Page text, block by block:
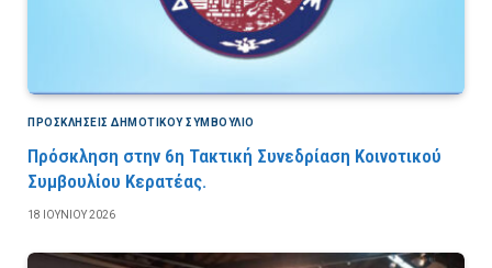
ΠΡΟΣΚΛΉΣΕΙΣ ΔΗΜΟΤΙΚΟΎ ΣΥΜΒΟΎΛΙΟ
Πρόσκληση στην 6η Τακτική Συνεδρίαση Κοινοτικού
Συμβουλίου Κερατέας.
18 ΙΟΥΝΊΟΥ 2026